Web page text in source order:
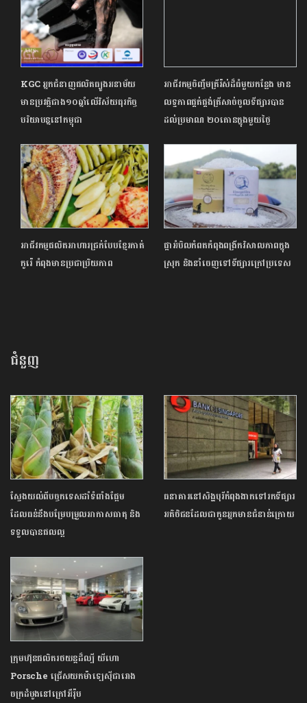
KGC អ្នកជំនាញផលិតធ្យូងអនាម័យ
មានប្រវត្តិជាង១០ឆ្នាំលើវិស័យធុរកិច្ច
បរិយាបន្ននៅកម្ពុជា
អាជីវកម្មចិញ្ចឹមត្រីរ៉ស់ដ៏ធំមួយកន្លែង មាន
លទ្ធភាពផ្គត់​ផ្គង់ត្រីសាច់ចូលទីផ្សារបាន
ដល់ប្រមាណ ២០តោនក្នុងមួយថ្ងៃ
អាជីវកម្មផលិតអាហារជ្រក់បែបខ្មែរកាត់
កូរ៉េ កំពុងមានប្រជាប្រិយភាព
ផ្កាអំបិលកំពតកំពុងពង្រីកវិសាលភាពក្នុង
ស្រុក និងនាំចេញទៅទីផ្សារក្រៅប្រទេស
ជំនួញ
ស្វែងយល់ពីបច្ចកទេសដាំទំពាំងផ្អែម
ដែលធន់នឹងបម្រែបម្រួលអាកាសធាតុ និង
ទទួលបានផលល្អ
ធនាគារនៅសិង្ហបុរីកំពុងងាកទៅរកទីផ្សារ
អតិថិជនដែលជាកូនអ្នកមានជំនាន់ក្រោយ
ក្រុមហ៊ុនផលិតរថយន្តដ៏ល្បី យីហោ
Porsche ជ្រើសយកម៉ាឡេស៊ីជារោង
ចក្រដំបូងនៅក្រៅអឺរ៉ុប